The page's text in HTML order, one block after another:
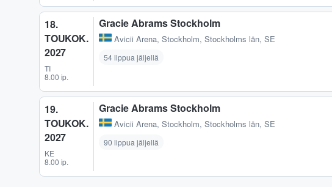
18.
TOUKOK.
2027
TI
8.00 ip.
Gracie Abrams Stockholm
Avicii Arena, Stockholm, Stockholms län, SE
54 lippua jäljellä
19.
TOUKOK.
2027
KE
8.00 ip.
Gracie Abrams Stockholm
Avicii Arena, Stockholm, Stockholms län, SE
90 lippua jäljellä